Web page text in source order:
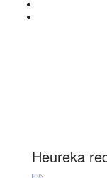
Heureka